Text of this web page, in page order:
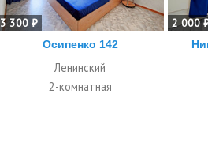
3 300 ₽
Осипенко 142
Ленинский
2-комнатная
2 000